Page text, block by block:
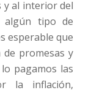
y al interior del
algún tipo de
esperable que
de promesas y
pagamos las
la inflación,